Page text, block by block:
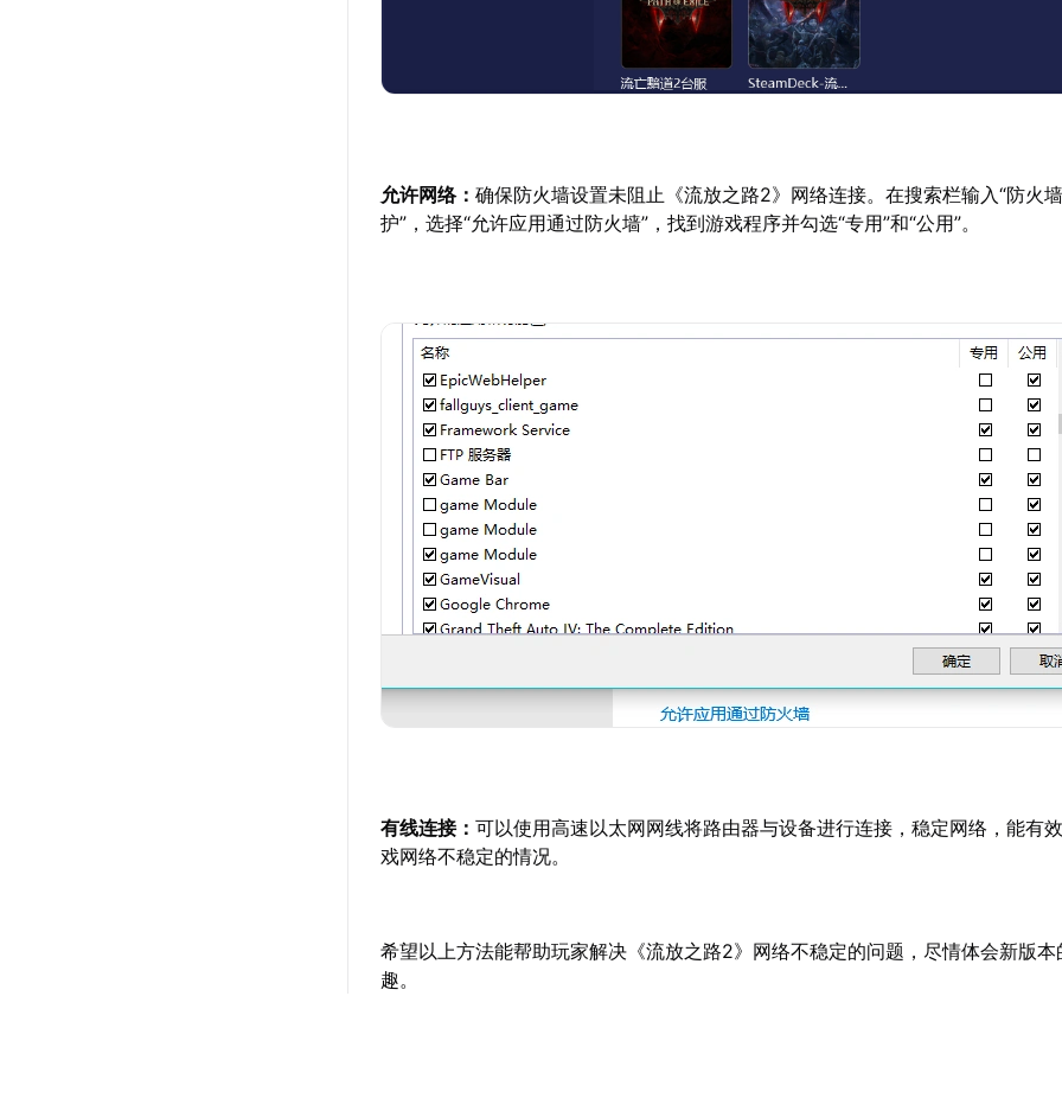
允许网络：确保防火墙设置未阻止《流放之路2》网络连接。在搜索栏输入“防火
护”，选择“允许应用通过防火墙”，找到游戏程序并勾选“专用”和“公用”。
有线连接：可以使用高速以太网网线将路由器与设备进行连接，稳定网络，能有
戏网络不稳定的情况。
希望以上方法能帮助玩家解决《流放之路2》网络不稳定的问题，尽情体会新版本
趣。